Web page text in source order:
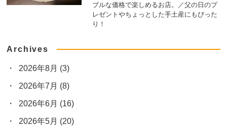
ブルな価格で楽しめるお店。／父の日のプ
レゼントやちょっとした手土産にもぴった
り！
Archives
2026年8月 (3)
2026年7月 (8)
2026年6月 (16)
2026年5月 (20)